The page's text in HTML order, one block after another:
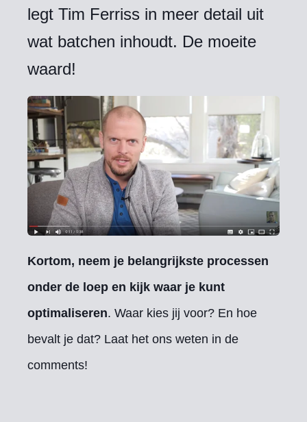
legt Tim Ferriss in meer detail uit
wat batchen inhoudt. De moeite
waard!
Kortom, neem je belangrijkste processen
onder de loep en kijk waar je kunt
optimaliseren. Waar kies jij voor? En hoe
bevalt je dat? Laat het ons weten in de
comments!